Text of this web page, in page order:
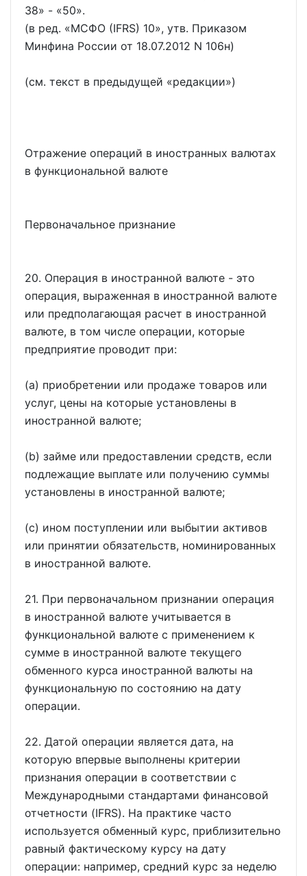
38
- 50 .
(в ред.
МСФО (IFRS) 10 , утв. Приказом
Минфина России от 18.07.2012 N 106н)
(см. текст в предыдущей редакции )
Отражение операций в иностранных валютах
в функциональной валюте
Первоначальное признание
20. Операция в иностранной валюте - это
операция, выраженная в иностранной валюте
или предполагающая расчет в иностранной
валюте, в том числе операции, которые
предприятие проводит при:
(a) приобретении или продаже товаров или
услуг, цены на которые установлены в
иностранной валюте;
(b) займе или предоставлении средств, если
подлежащие выплате или получению суммы
установлены в иностранной валюте;
(c) ином поступлении или выбытии активов
или принятии обязательств, номинированных
в иностранной валюте.
21. При первоначальном признании операция
в иностранной валюте учитывается в
функциональной валюте с применением к
сумме в иностранной валюте текущего
обменного курса иностранной валюты на
функциональную по состоянию на дату
операции.
22. Датой операции является дата, на
которую впервые выполнены критерии
признания операции в соответствии с
Международными стандартами финансовой
отчетности (IFRS). На практике часто
используется обменный курс, приблизительно
равный фактическому курсу на дату
операции: например, средний курс за неделю